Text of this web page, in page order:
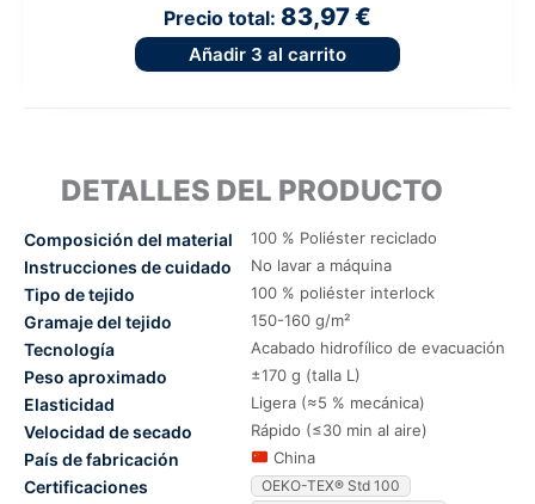
Precio total: 83,97 €
Añadir 3 al carrito
DETALLES DEL PRODUCTO
Composición del material 100 % Poliéster reciclado
Instrucciones de cuidado No lavar a máquina
Tipo de tejido 100 % poliéster interlock
Gramaje del tejido 150-160 g/m²
Tecnología Acabado hidrofílico de evacuación
Peso aproximado ±170 g (talla L)
Elasticidad Ligera (≈5 % mecánica)
Velocidad de secado Rápido (≤30 min al aire)
País de fabricación China
Certificaciones
OEKO-TEX® Std 100